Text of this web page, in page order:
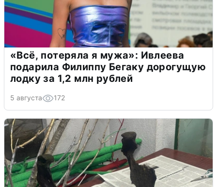
«Всё, потеряла я мужа»: Ивлеева
подарила Филиппу Бегаку дорогущую
лодку за 1,2 млн рублей
5 августа 172